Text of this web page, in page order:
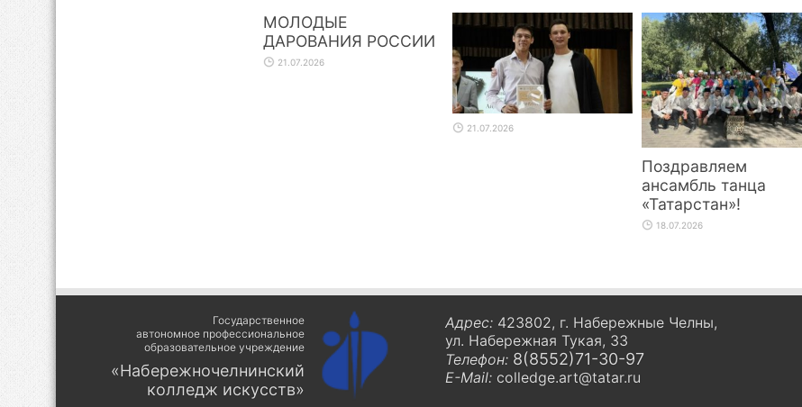
МОЛОДЫЕ
ДАРОВАНИЯ РОССИИ
21.07.2026
21.07.2026
Поздравляем
ансамбль танца
«Татарстан»!
18.07.2026
Государственное
автономное профессиональное
образовательное учреждение
«Набережночелнинский
колледж искусств»
Адрес: 423802, г. Набережные Челны,
ул. Набережная Тукая, 33
Телефон: 8(8552)71-30-97
E-Mail: colledge.art@tatar.ru